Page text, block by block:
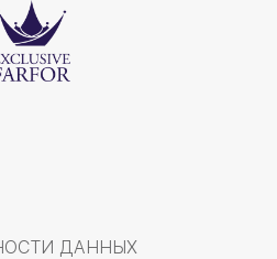
ДАННЫХ